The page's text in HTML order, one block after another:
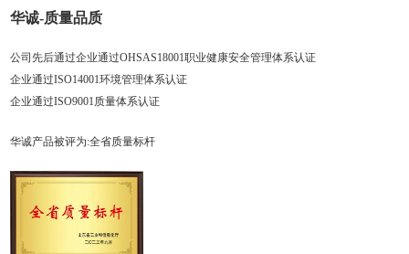
华诚-质量品质
公司先后通过企业通过OHSAS18001职业健康安全管理体系认证
企业通过ISO14001环境管理体系认证
企业通过ISO9001质量体系认证
华诚产品被评为:全省质量标杆